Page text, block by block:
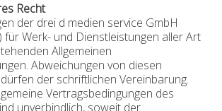
Recht
der drei d medien service GmbH
für Werk- und Dienstleistungen aller Art
Allgemeinen
Abweichungen von diesen
der schriftlichen Vereinbarung.
Vertragsbedingungen des
unverbindlich, soweit der